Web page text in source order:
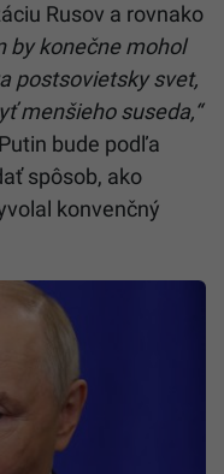
Rusov a rovnako
by konečne mohol
postsovietsky svet,
menšieho suseda,“
bude podľa
spôsob, ako
konvenčný